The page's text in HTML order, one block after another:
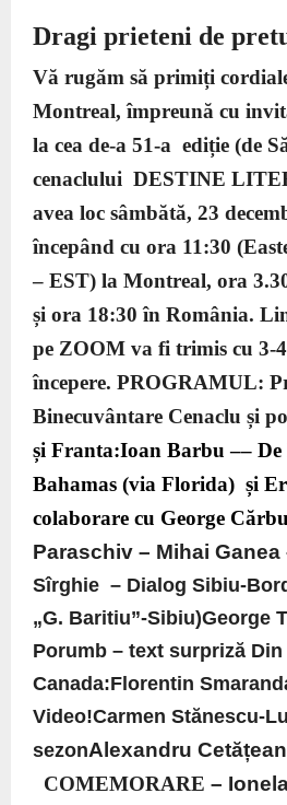
Dragi prieteni de
Vă rugăm să primiți
Montreal, împreună cu
la cea de-a 51-a ediție (de
cenaclului DESTINE
avea loc sâmbătă, 23
începând cu ora 11:30 (E
– EST) la Montreal, ora
și ora 18:30 în România.
pe ZOOM va fi trimis cu 3-
începere. PROGRAMUL:
Binecuvântare Cenaclu și
și Franta:Ioan Barbu –– De
Bahamas (via Florida) și
colaborare cu George
Paraschiv – Mihai Ganea
Sîrghie – Dialog Sibiu-
„G. Baritiu”-Sibiu)George
Porumb – text surpriză Din
Canada:Florentin
Video!Carmen Stănescu-
sezonAlexandru
COMEMORARE –